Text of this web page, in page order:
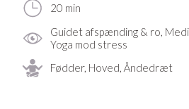
20 min
Guidet afspænding & ro,
Yoga mod stress
Fødder, Hoved, Åndedræt